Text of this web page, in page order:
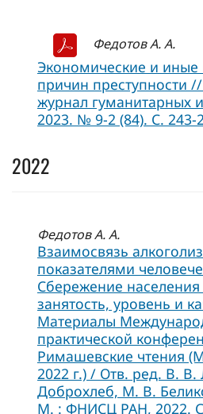
Федотов А. А.
Экономические и
причин преступности
журнал гуманитарных
2023. № 9-2 (84). С. 243-
2022
Федотов А. А.
Взаимосвязь
показателями
Сбережение
занятость, уровень и
Материалы
практической
Римашевские чтения
2022 г.) / Отв. ред. В. В.
Доброхлеб, М. В.
М. : ФНИСЦ РАН, 2022.